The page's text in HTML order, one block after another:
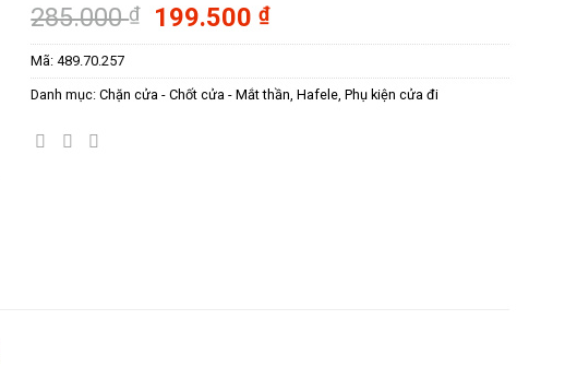
285.000₫
Giá
gốc
285.000 ₫.
199.500₫Giá
hiện
là:
Mã:489.70.257
Danh mục:Chặn cửa - Chốt cửa - Mắt thần,Hafele,Phụ kiện cửa đi